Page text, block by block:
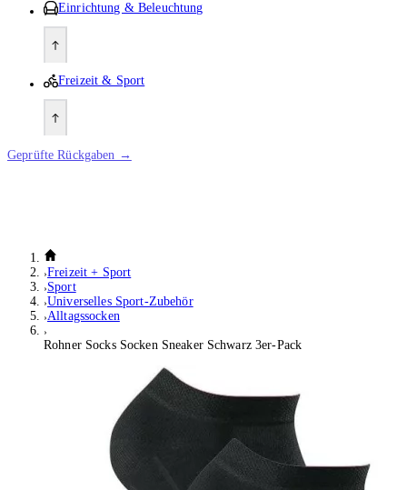
Einrichtung & Beleuchtung
Freizeit & Sport
Geprüfte Rückgaben →
Freizeit + Sport
Sport
Universelles Sport-Zubehör
Alltagssocken
Rohner Socks Socken Sneaker Schwarz 3er-Pack